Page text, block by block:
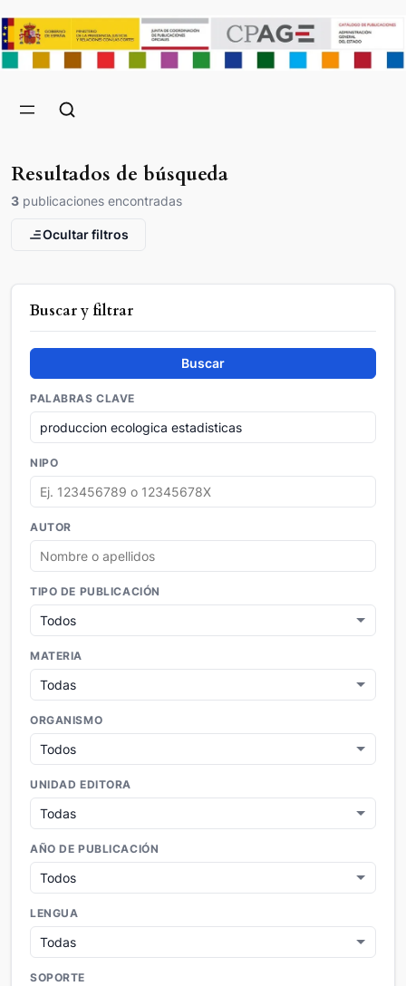
Resultados de búsqueda
3 publicaciones encontradas
Ocultar filtros
Buscar y filtrar
Buscar
PALABRAS CLAVE
NIPO
AUTOR
TIPO DE PUBLICACIÓN
MATERIA
ORGANISMO
UNIDAD EDITORA
AÑO DE PUBLICACIÓN
LENGUA
SOPORTE